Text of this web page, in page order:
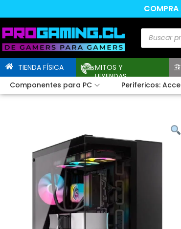
COMPRA
TIENDA FÍSICA
MITOS Y
LEYENDAS
Componentes para PC
Perifericos: